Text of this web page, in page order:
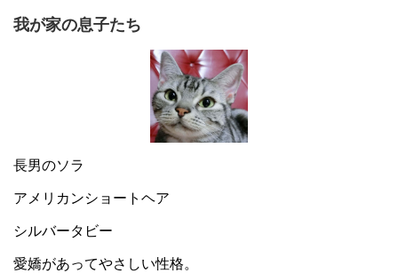
我が家の息子たち
長男のソラ
アメリカンショートヘア
シルバータビー
愛嬌があってやさしい性格。